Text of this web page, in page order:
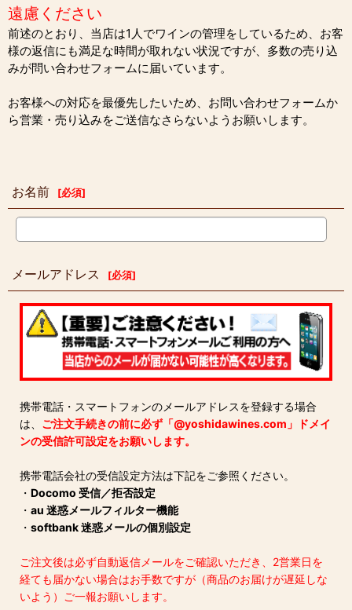
遠慮ください
前述のとおり、当店は1人でワインの管理をしているため、お客
様の返信にも満足な時間が取れない状況ですが、多数の売り込
みが問い合わせフォームに届いています。
お客様への対応を最優先したいため、お問い合わせフォームか
ら営業・売り込みをご送信なさらないようお願いします。
お名前 [必須]
メールアドレス [必須]
携帯電話・スマートフォンのメールアドレスを登録する場合
は、 ご注文手続きの前に必ず「@yoshidawines.com」ドメイ
ンの受信許可設定をお願いします。
携帯電話会社の受信設定方法は下記をご参照ください。
・ Docomo 受信／拒否設定
・ au 迷惑メールフィルター機能
・ softbank 迷惑メールの個別設定
ご注文後は必ず自動返信メールをご確認いただき、2営業日を
経ても届かない場合はお手数ですが（商品のお届けが遅延しな
いよう）ご一報お願いします。